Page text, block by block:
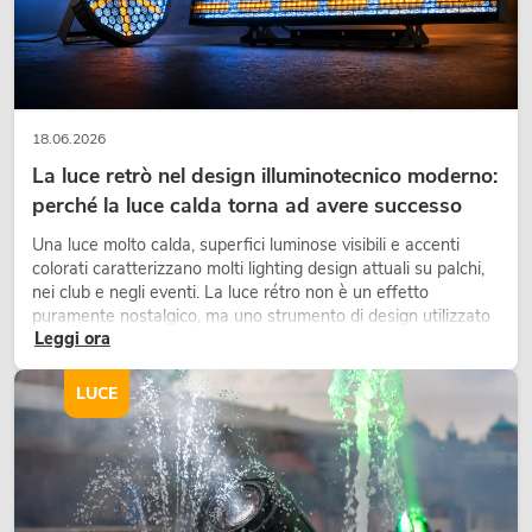
Avete ancora domande sui nostri prodotti del settore “Audio”, sulle
tecniche di amplificazione professionale o sugli altoparlanti con un suono
eccezionale? Allora contattate il nostro personale qualificato. Saremo lieti
di fornirvi consulenza sulla nostra gamma OMNITRONIC o sulla
tecnologia audio a vostra disposizione.
18.06.2026
La luce retrò nel design illuminotecnico moderno:
perché la luce calda torna ad avere successo
Una luce molto calda, superfici luminose visibili e accenti
colorati caratterizzano molti lighting design attuali su palchi,
nei club e negli eventi. La luce rétro non è un effetto
puramente nostalgico, ma uno strumento di design utilizzato
in modo consapevole: crea atmosfera, dona carattere alle
Leggi ora
LUCE